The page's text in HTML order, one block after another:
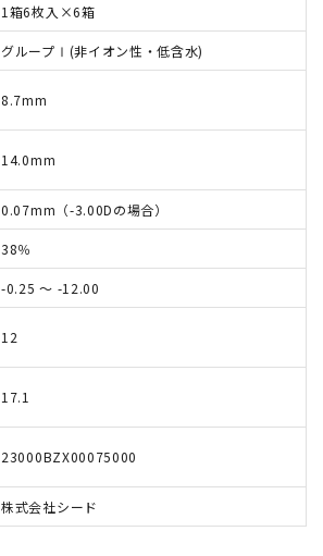
1箱6枚入×6箱
グループⅠ(非イオン性・低含水)
8.7mm
14.0mm
0.07mm（-3.00Dの場合）
38％
-0.25 ～ -12.00
12
17.1
23000BZX00075000
株式会社シード